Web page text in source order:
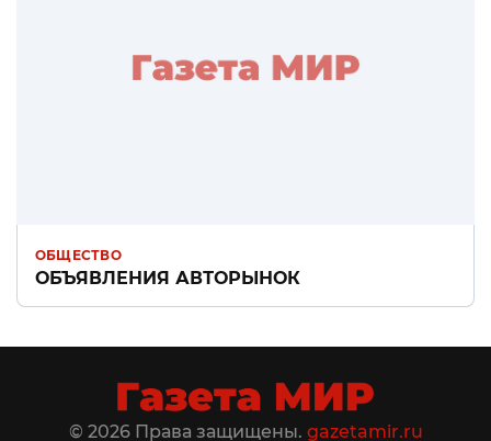
ОБЩЕСТВО
ОБЪЯВЛЕНИЯ АВТОРЫНОК
© 2026 Права защищены. gazetamir.ru